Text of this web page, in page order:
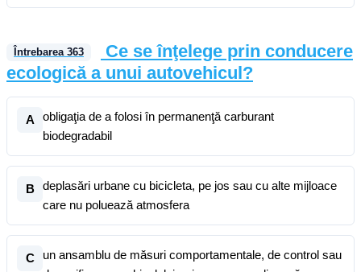
Întrebarea 363
Ce se înţelege prin conducere
ecologică a unui autovehicul?
A
obligaţia de a folosi în permanenţă carburant
biodegradabil
B
deplasări urbane cu bicicleta, pe jos sau cu alte mijloace
care nu poluează atmosfera
C
un ansamblu de măsuri comportamentale, de control sau